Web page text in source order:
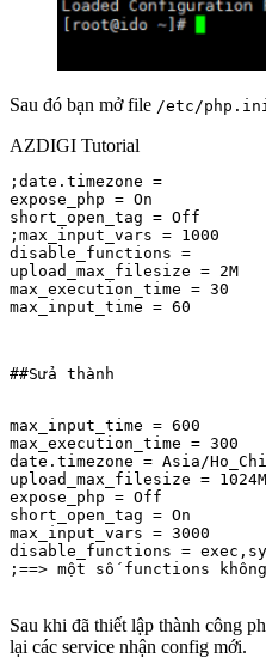
Sau đó bạn mở file /etc/php.ini
AZDIGI Tutorial
;date.timezone =
expose_php = On
short_open_tag = Off
;max_input_vars = 1000
disable_functions =
upload_max_filesize = 2M
max_execution_time = 30
max_input_time = 60
##Sửa thành
max_input_time = 600
max_execution_time = 300
date.timezone = Asia/
upload_max_filesize = 1024M
expose_php = Off
short_open_tag = On
max_input_vars = 3000
disable_functions =
;==> một số functions
Sau khi đã thiết lập thành công
lại các service nhận config mới.